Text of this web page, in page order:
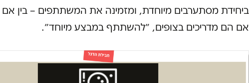
אם הם מדריכים בצופים, ״להשתתף במבצע מיוחד״.